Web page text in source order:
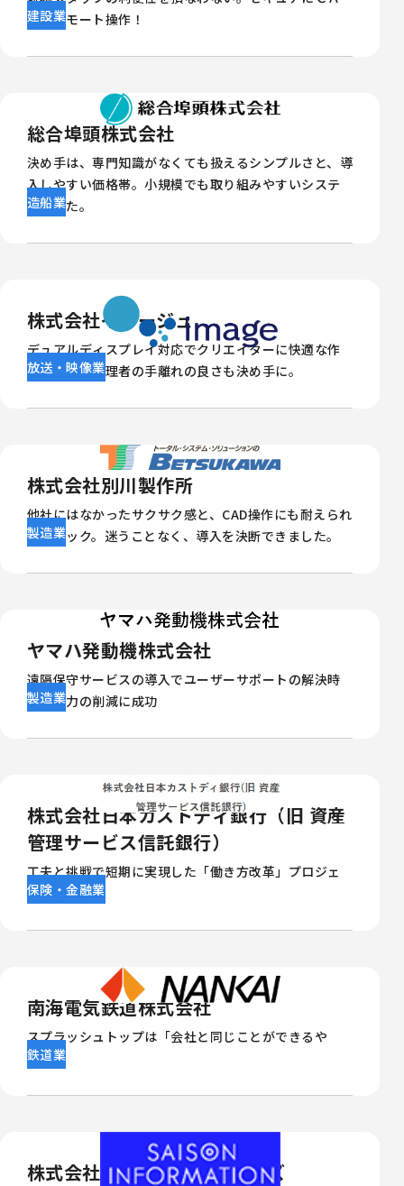
Ｄをリモート操作！
建設業
総合埠頭株式会社
決め手は、専門知識がなくても扱えるシンプルさと、導
入しやすい価格帯。小規模でも取り組みやすいシステ
ムでした。
造船業
株式会社イマージュ
デュアルディスプレイ対応でクリエイターに快適な作
業環境を。管理者の手離れの良さも決め手に。
放送・映像業
株式会社別川製作所
他社にはなかったサクサク感と、CAD操作にも耐えられ
るスペック。迷うことなく、導入を決断できました。
製造業
ヤマハ発動機株式会社
遠隔保守サービスの導入でユーザーサポートの解決時
間と労力の削減に成功
製造業
株式会社日本カストディ銀行（旧 資産
管理サービス信託銀行）
工夫と挑戦で短期に実現した「働き方改革」プロジェ
クト
保険・金融業
南海電気鉄道株式会社
スプラッシュトップは「会社と同じことができるや
ん」
鉄道業
株式会社セゾン情報システムズ